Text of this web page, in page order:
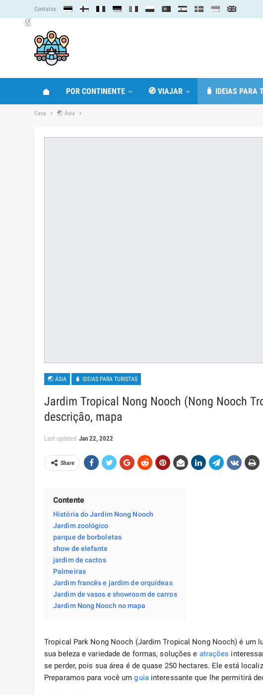
« Contatos
POR CONTINENTE 🧭 VIAJAR 🧳 IDEIAS PARA
Casa 🌏 Ásia
🌏 ÁSIA 🧳 IDEIAS PARA TURISTAS
Jardim Tropical Nong Nooch (Nong Nooch
descrição, mapa
Last updated Jan 22, 2022
Share
Contente
História do Jardim Nong Nooch
Jardim zoológico
parque de borboletas
show de elefante
jardim de cactos
Palmeiras
Jardim francês e jardim de orquídeas
Jardim de vasos e showroom de carros
Jardim Nong Nooch no mapa
Tropical Park Nong Nooch (Jardim Tropical Nong Nooch) é um
sua beleza e variedade de formas, soluções e atrações
se perder, pois sua área é de quase 250 hectares. Ele está
Preparamos para você umguiainteressante que lhe permitirá